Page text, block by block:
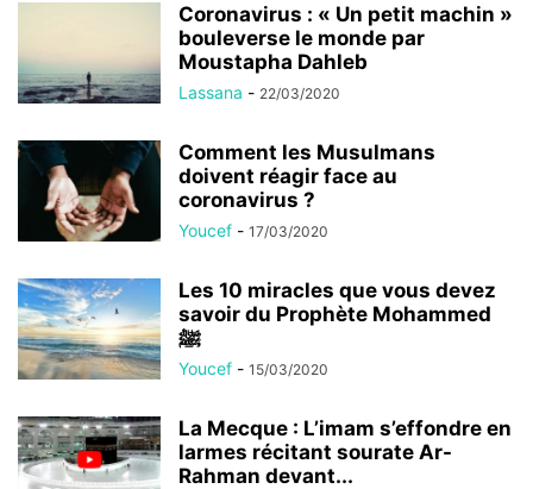
Coronavirus : « Un petit machin »
bouleverse le monde par
Moustapha Dahleb
Lassana - 22/03/2020
Comment les Musulmans
doivent réagir face au
coronavirus ?
Youcef - 17/03/2020
Les 10 miracles que vous devez
savoir du Prophète Mohammed
ﷺ
Youcef - 15/03/2020
La Mecque : L’imam s’effondre en
larmes récitant sourate Ar-
Rahman devant...